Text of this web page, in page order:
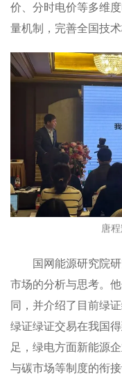
价、分时电价等多维
量机制，完善全国技术
唐
国网能源研究院
市场的分析与思考。
同，并介绍了目前绿
绿证绿证交易在我国
足，绿电方面新能源
与碳市场等制度的衔